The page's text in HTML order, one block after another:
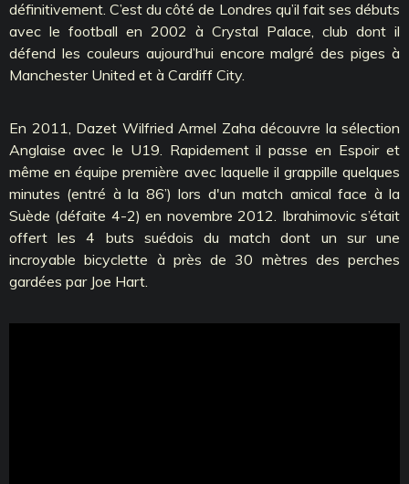
définitivement. C’est du côté de Londres qu’il fait ses débuts
avec le football en 2002 à Crystal Palace, club dont il
défend les couleurs aujourd’hui encore malgré des piges à
Manchester United et à Cardiff City.
En 2011, Dazet Wilfried Armel Zaha découvre la sélection
Anglaise avec le U19. Rapidement il passe en Espoir et
même en équipe première avec laquelle il grappille quelques
minutes (entré à la 86’) lors d'un match amical face à la
Suède (défaite 4-2) en novembre 2012. Ibrahimovic s’était
offert les 4 buts suédois du match dont un sur une
incroyable bicyclette à près de 30 mètres des perches
gardées par Joe Hart.